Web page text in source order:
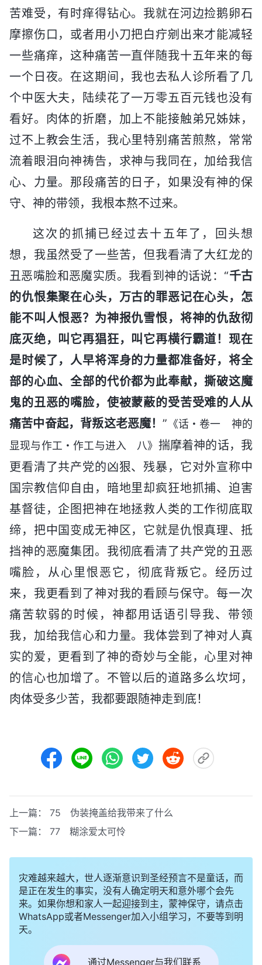
苦难受，有时痒得钻心。我就在河边捡鹅卵石
摩擦伤口，或者用小刀把白疔剜出来才能减轻
一些痛痒，这种痛苦一直伴随我十五年来的每
一个日夜。在这期间，我也去私人诊所看了几
个中医大夫，陆续花了一万零五百元钱也没有
看好。肉体的折磨，加上不能接触弟兄姊妹，
过不上教会生活，我心里特别痛苦煎熬，常常
流着眼泪向神祷告，求神与我同在，加给我信
心、力量。那段痛苦的日子，如果没有神的保
守、神的带领，我根本熬不过来。
这次的抓捕已经过去十五年了，回头想
想，我虽然受了一些苦，但我看清了大红龙的
丑恶嘴脸和恶魔实质。我看到神的话说：“千古
的仇恨集聚在心头，万古的罪恶记在心头，怎
能不叫人恨恶？为神报仇雪恨，将神的仇敌彻
底灭绝，叫它再猖狂，叫它再横行霸道！现在
是时候了，人早将浑身的力量都准备好，将全
部的心血、全部的代价都为此奉献，撕破这魔
鬼的丑恶的嘴脸，使被蒙蔽的受苦受难的人从
痛苦中奋起，背叛这老恶魔！” 《话・卷一 神的
显现与作工・作工与进入 八》 揣摩着神的话，我
更看清了共产党的凶狠、残暴，它对外宣称中
国宗教信仰自由，暗地里却疯狂地抓捕、迫害
基督徒，企图把神在地拯救人类的工作彻底取
缔，把中国变成无神区，它就是仇恨真理、抵
挡神的恶魔集团。我彻底看清了共产党的丑恶
嘴脸，从心里恨恶它，彻底背叛它。经历过
来，我更看到了神对我的看顾与保守。每一次
痛苦软弱的时候，神都用话语引导我、带领
我，加给我信心和力量。我体尝到了神对人真
实的爱，更看到了神的奇妙与全能，心里对神
的信心也加增了。不管以后的道路多么坎坷，
肉体受多少苦，我都要跟随神走到底！
上一篇： 75 伪装掩盖给我带来了什么
下一篇： 77 糊涂爱太可怜
灾难越来越大，世人逐渐意识到圣经预言不是童话，而
是正在发生的事实，没有人确定明天和意外哪个会先
来。如果你想和家人一起迎接到主，蒙神保守，请点击
WhatsApp或者Messenger加入小组学习，不要等到明
天。
通过Messenger与我们联系